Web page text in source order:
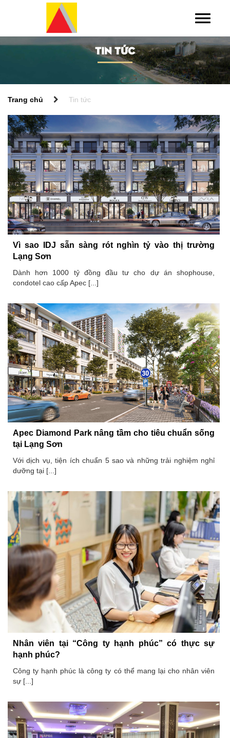
TIN TỨC
Trang chủ Tin tức
Vì sao IDJ sẵn sàng rót nghìn tỷ vào thị trường
Lạng Sơn
Dành hơn 1000 tỷ đồng đầu tư cho dự án shophouse,
condotel cao cấp Apec [...]
Apec Diamond Park nâng tầm cho tiêu chuẩn sống
tại Lạng Sơn
Với dịch vụ, tiện ích chuẩn 5 sao và những trải nghiệm nghỉ
dưỡng tại [...]
Nhân viên tại “Công ty hạnh phúc” có thực sự
hạnh phúc?
Công ty hạnh phúc là công ty có thể mang lại cho nhân viên
sự [...]